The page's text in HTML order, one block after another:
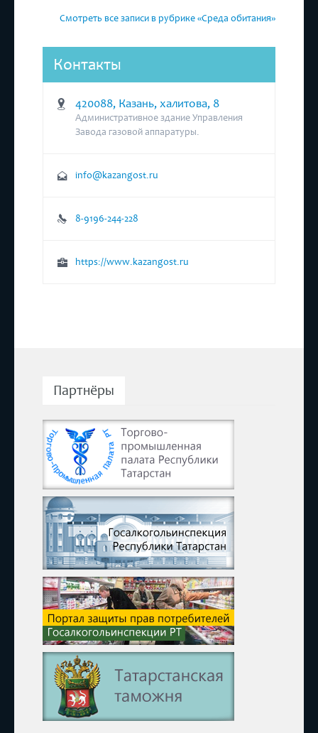
Смотреть все записи в рубрике «Среда обитания»
Контакты
420088, Казань, халитова, 8
Административное здание Управления
Завода газовой аппаратуры.
info@kazangost.ru
8-9196-244-228
https://www.kazangost.ru
Партнёры